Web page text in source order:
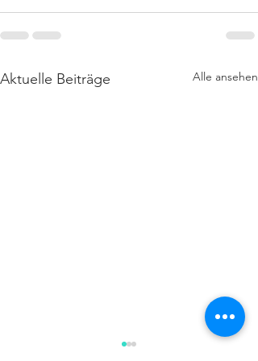
Aktuelle Beiträge Alle ansehen